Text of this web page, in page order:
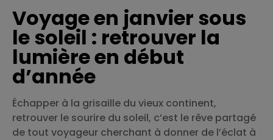
Voyage en janvier sous
le soleil : retrouver la
lumière en début
d’année
Échapper à la grisaille du vieux continent,
retrouver le sourire du soleil, c’est le rêve partagé
de tout voyageur cherchant à donner de l’éclat à